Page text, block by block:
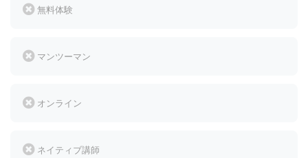
無料体験
マンツーマン
オンライン
ネイティブ講師